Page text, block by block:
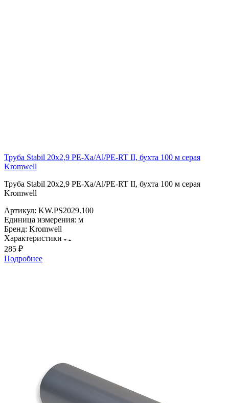
Труба Stabil 20х2,9 PE-Xa/Al/PE-RT II, бухта 100 м серая
Kromwell
Труба Stabil 20х2,9 PE-Xa/Al/PE-RT II, бухта 100 м серая
Kromwell
Артикул: KW.PS2029.100
Единица измерения: м
Бренд: Kromwell
Характеристики
285 ₽
Подробнее